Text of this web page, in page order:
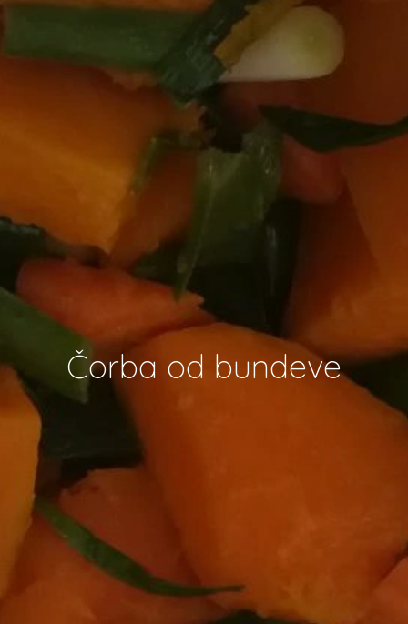
Čorba od bundeve